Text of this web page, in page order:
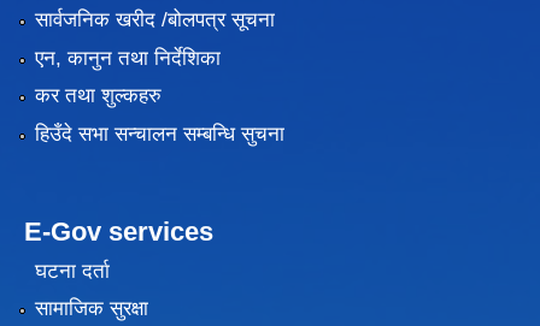
सार्वजनिक खरीद /बोलपत्र सूचना
एन, कानुन तथा निर्देशिका
कर तथा शुल्कहरु
हिउँदे सभा सन्चालन सम्बन्धि सुचना
E-Gov services
घटना दर्ता
सामाजिक सुरक्षा